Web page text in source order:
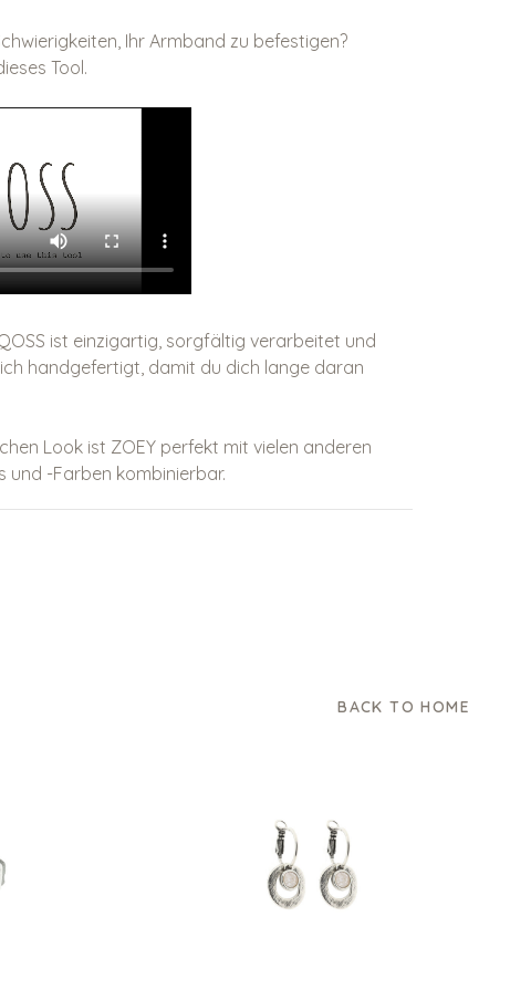
Ihr Armband zu befestigen?
Tool.
ist einzigartig, sorgfältig verarbeitet und
handgefertigt, damit du dich lange daran
Look ist ZOEY perfekt mit vielen anderen
und -Farben kombinierbar.
BACK TO HOME